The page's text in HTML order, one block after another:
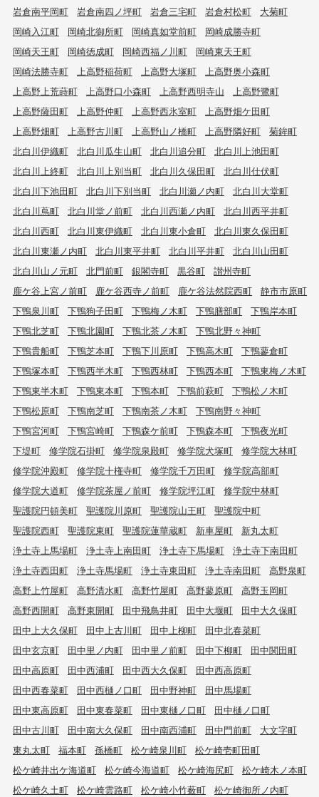
岩倉南平岡町 岩倉南四ノ坪町 岩倉三宅町 岩倉村松町
大菊町
岡崎入江町
岡崎北御所町 岡崎真如堂前町
岡崎成勝寺町
岡崎天王町
岡崎徳成町 岡崎西福ノ川町
岡崎東天王町
岡崎法勝寺町
上高野稲荷町 上高野大塚町
上高野奥小森町
上高野上荒蒔町
上高野口小森町 上高野西明寺山
上高野鷺町
上高野薩田町
上高野仲町 上高野西氷室町
上高野畑ケ田町
上高野畑町
上高野古川町 上高野山ノ橋町 上高野隣好町
菊鉾町
北白川伊織町
北白川瓜生山町 北白川追分町
北白川上池田町
北白川上終町
北白川上別当町 北白川久保田町
北白川仕伏町
北白川下池田町
北白川下別当町 北白川瀬ノ内町
北白川大堂町
北白川蔦町
北白川堂ノ前町 北白川西瀬ノ内町
北白川西平井町
北白川西町
北白川東伊織町 北白川東小倉町
北白川東久保田町
北白川東瀬ノ内町
北白川東平井町 北白川平井町
北白川山田町
北白川山ノ元町
北門前町 銀閣寺町 黒谷町
讃州寺町
鹿ケ谷上宮ノ前町
鹿ケ谷西寺ノ前町 鹿ケ谷法然院西町
静市市原町
下鴨泉川町
下鴨狗子田町 下鴨梅ノ木町 下鴨膳部町
下鴨岸本町
下鴨北芝町
下鴨北園町 下鴨北茶ノ木町
下鴨北野々神町
下鴨貴船町
下鴨芝本町 下鴨下川原町 下鴨高木町
下鴨蓼倉町
下鴨塚本町
下鴨西半木町 下鴨西林町 下鴨西本町
下鴨東梅ノ木町
下鴨東半木町
下鴨東本町 下鴨本町 下鴨前萩町
下鴨松ノ木町
下鴨松原町
下鴨南芝町 下鴨南茶ノ木町
下鴨南野々神町
下鴨宮河町
下鴨宮崎町 下鴨森ケ前町 下鴨森本町
下鴨夜光町
下堤町
修学院石掛町 修学院泉殿町 修学院犬塚町
修学院大林町
修学院沖殿町
修学院十権寺町 修学院千万田町
修学院高部町
修学院大道町
修学院茶屋ノ前町 修学院坪江町
修学院中林町
聖護院円頓美町
聖護院川原町 聖護院山王町
聖護院中町
聖護院西町
聖護院東町 聖護院蓮華蔵町 新車屋町
新丸太町
浄土寺上馬場町
浄土寺上南田町 浄土寺下馬場町
浄土寺下南田町
浄土寺西田町
浄土寺馬場町 浄土寺東田町 浄土寺南田町
高野泉町
高野上竹屋町
高野清水町 高野竹屋町 高野蓼原町
高野玉岡町
高野西開町
高野東開町 田中飛鳥井町 田中大堰町
田中大久保町
田中上大久保町
田中上古川町 田中上柳町
田中北春菜町
田中玄京町
田中里ノ内町 田中里ノ前町 田中下柳町
田中関田町
田中高原町
田中西浦町 田中西大久保町
田中西高原町
田中西春菜町
田中西樋ノ口町 田中野神町
田中馬場町
田中東高原町
田中東春菜町 田中東樋ノ口町
田中樋ノ口町
田中古川町
田中南大久保町 田中南西浦町 田中門前町
大文字町
東丸太町
福本町 孫橋町 松ケ崎泉川町
松ケ崎壱町田町
松ケ崎井出ケ海道町
松ケ崎今海道町 松ケ崎海尻町
松ケ崎木ノ本町
松ケ崎久土町
松ケ崎雲路町 松ケ崎小竹薮町
松ケ崎御所ノ内町